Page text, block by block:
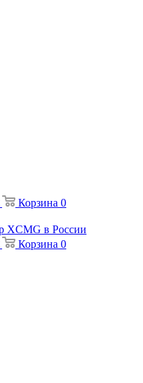
Корзина 0
Корзина 0